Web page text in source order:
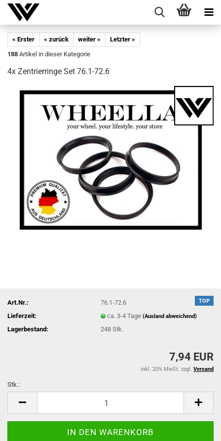
« Erster « zurück weiter »
Letzter »
188 Artikel in dieser Kategorie
4x Zen­trier­rin­ge Set 76.1-72.6
TOP
Art.Nr.:
76.1-72.6
Lieferzeit:
ca. 3-4 Tage(Ausland abweichend)
Lagerbestand: 248Stk.
7,94 EUR
inkl. 20% MwSt. zzgl. Versand
Stk.: